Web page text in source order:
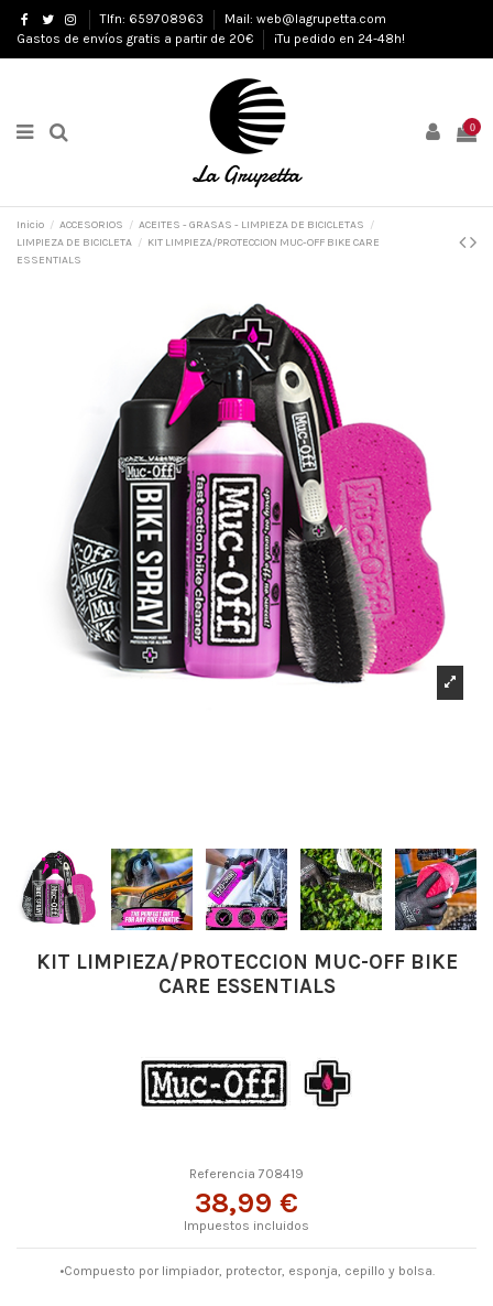
Tlfn: 659708963
Mail: web@lagrupetta.com
Gastos de envíos gratis a partir de 20€
¡Tu pedido en 24-48h!
0
Inicio ACCESORIOS
ACEITES - GRASAS - LIMPIEZA DE BICICLETAS
LIMPIEZA DE BICICLETA
KIT LIMPIEZA/PROTECCION MUC-OFF BIKE CARE
ESSENTIALS
KIT LIMPIEZA/PROTECCION MUC-OFF BIKE
CARE ESSENTIALS
Referencia 708419
38,99 €
Impuestos incluidos
•Compuesto por limpiador, protector, esponja, cepillo y bolsa.